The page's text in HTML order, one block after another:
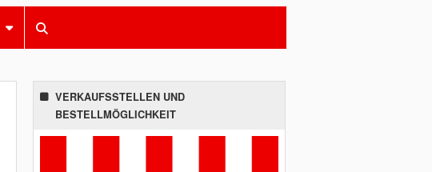
VERKAUFSSTELLEN UND
BESTELLMÖGLICHKEIT